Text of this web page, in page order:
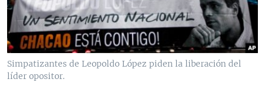
VENEZUELA
BRASIL
NICARAGUA
ECONOMÍA
ENTRETENIMIENTO Y CULTURA
TECNOLOGÍA
DEPORTES
MULTIMEDIA
VIDEOS
FOTOGRAFÍA
AUDIOS
PROGRAMAS TV
EL MUNDO AL DÍA
FORO INTERAMERICANO
RADIO
AVANCE INFORMATIVO
DIRECT
Simpatizantes de Leopoldo López piden la liberación del
líder opositor.